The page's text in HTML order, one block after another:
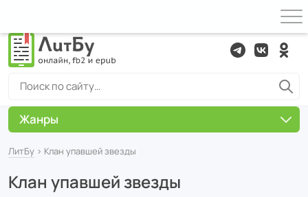
ЛитБу › Клан упавшей звезды
Клан упавшей звезды
Жанры